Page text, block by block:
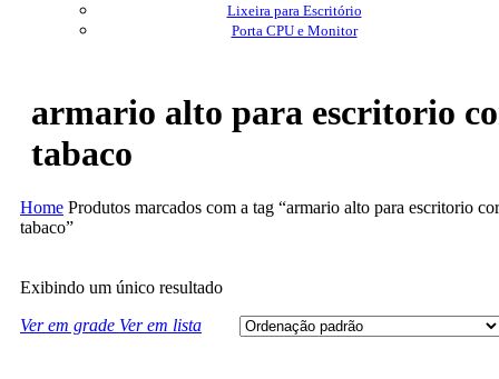
Lixeira para Escritório
Porta CPU e Monitor
armario alto para escritorio
tabaco
Home Produtos marcados com a tag “armario alto para escritorio cor
tabaco”
Exibindo um único resultado
Ver em grade Ver em lista